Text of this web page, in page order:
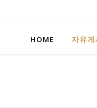
HOME 자유게